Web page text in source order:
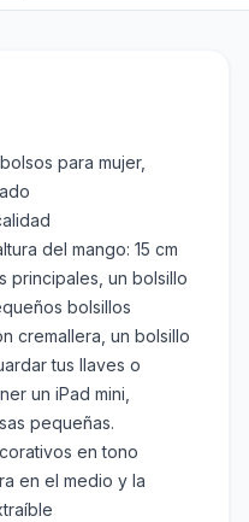
para mujer,
del mango: 15 cm
principales, un bolsillo
bolsillos
cremallera, un bolsillo
tus llaves o
un iPad mini,
pequeñas.
en tono
en el medio y la